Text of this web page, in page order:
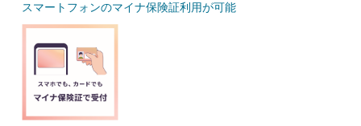
スマートフォンのマイナ保険証利用が可能